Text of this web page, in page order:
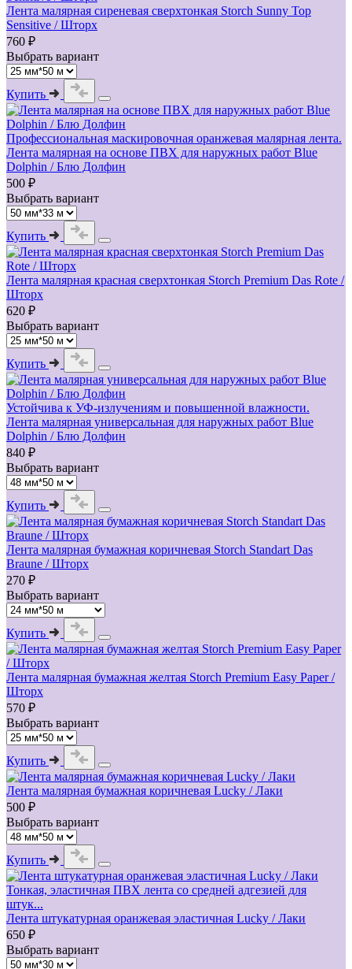
Лента малярная сиреневая сверхтонкая Storch Sunny Top
Sensitive / Шторх
760 ₽
Выбрать вариант
Купить
Профессиональная маскировочная оранжевая малярная лента.
Лента малярная на основе ПВХ для наружных работ Blue
Dolphin / Блю Долфин
500 ₽
Выбрать вариант
Купить
Лента малярная красная сверхтонкая Storch Premium Das Rote /
Шторх
620 ₽
Выбрать вариант
Купить
Устойчива к УФ-излучениям и повышенной влажности.
Лента малярная универсальная для наружных работ Blue
Dolphin / Блю Долфин
840 ₽
Выбрать вариант
Купить
Лента малярная бумажная коричневая Storch Standart Das
Braune / Шторх
270 ₽
Выбрать вариант
Купить
Лента малярная бумажная желтая Storch Premium Easy Paper /
Шторх
570 ₽
Выбрать вариант
Купить
Лента малярная бумажная коричневая Lucky / Лаки
500 ₽
Выбрать вариант
Купить
Тонкая, эластичная ПВХ лента со средней адгезией для
штук...
Лента штукатурная оранжевая эластичная Lucky / Лаки
650 ₽
Выбрать вариант